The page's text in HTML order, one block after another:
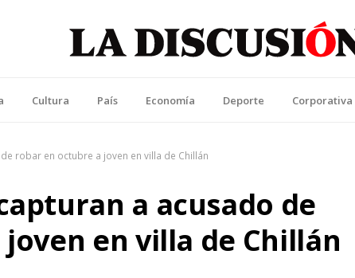
Cultura País Economía Deporte Corporativa
robar en octubre a joven en villa de Chillán
a acusado de
en villa de Chillán